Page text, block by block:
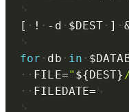
[ ! -d $DEST ]
for db in
FILE=" ${DEST}
FILEDATE=